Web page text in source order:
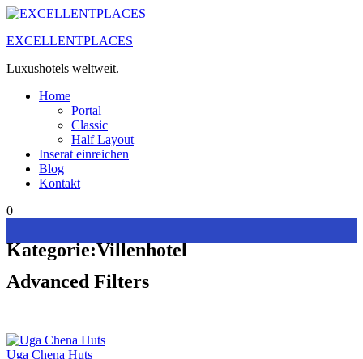
Zum
springen
EXCELLENTPLACES
Luxushotels weltweit.
Home
Portal
Classic
Half Layout
Inserat einreichen
Blog
Kontakt
0
Kategorie:Villenhotel
Advanced Filters
Uga Chena Huts